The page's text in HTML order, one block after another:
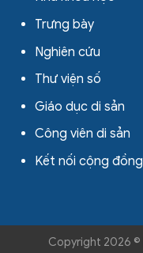
Trưng bày
Nghiên cứu
Thư viện số
Giáo dục di sản
Công viên di sản
Kết nối cộng đồng
Copyright 2026 ©